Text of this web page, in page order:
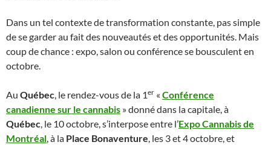
Dans un tel contexte de transformation constante, pas simple
de se garder au fait des nouveautés et des opportunités. Mais
coup de chance : expo, salon ou conférence se bousculent en
octobre.
Au Québec, le rendez-vous de la 1er « Conférence
canadienne sur le cannabis » donné dans la capitale, à
Québec, le 10 octobre, s’interpose entre l’Expo Cannabis de
Montréal, à la Place Bonaventure, les 3 et 4 octobre, et